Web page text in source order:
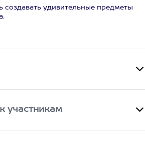
создавать удивительные предметы
участникам